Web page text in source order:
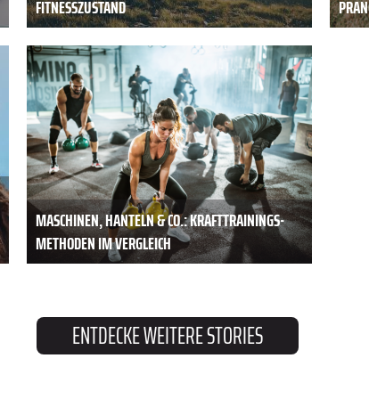
FITNESSZUSTAND
MASCHINEN, HANTELN & CO.: KRAFTTRAININGS-
METHODEN IM VERGLEICH
ENTDECKE WEITERE STORIES